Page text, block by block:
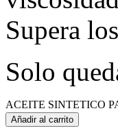
Supera
Solo
ACEITE SINTETICO
Añadir al carrito